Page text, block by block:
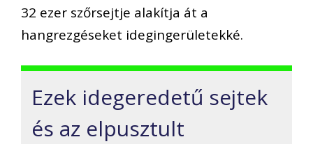
32 ezer szőrsejtje alakítja át a
hangrezgéseket idegingerületekké.
Ezek idegeredetű sejtek
és az elpusztult